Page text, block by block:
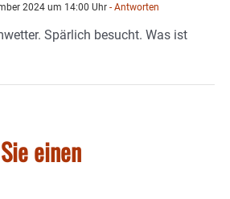
2024 um 14:00 Uhr - Antworten
Spärlich besucht. Was ist
einen